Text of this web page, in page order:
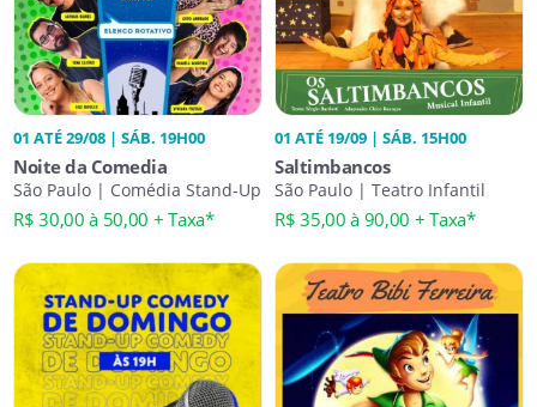
01 ATÉ 29/08 | SÁB. 19H00
Noite da Comedia
São Paulo | Comédia Stand-Up
R$ 30,00 à 50,00 + Taxa*
01 ATÉ 19/09 | SÁB. 15H00
Saltimbancos
São Paulo | Teatro Infantil
R$ 35,00 à 90,00 + Taxa*